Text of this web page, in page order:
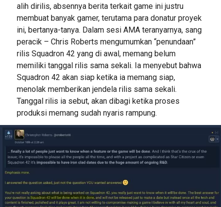
alih dirilis, absennya berita terkait game ini justru
membuat banyak gamer, terutama para donatur proyek
ini, bertanya-tanya. Dalam sesi AMA teranyarnya, sang
peracik – Chris Roberts mengumumkan “penundaan”
rilis Squadron 42 yang di awal, memang belum
memiliki tanggal rilis sama sekali. Ia menyebut bahwa
Squadron 42 akan siap ketika ia memang siap,
menolak memberikan jendela rilis sama sekali.
Tanggal rilis ia sebut, akan dibagi ketika proses
produksi memang sudah nyaris rampung.